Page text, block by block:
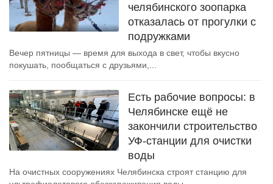
челябинского зоопарка
отказалась от прогулки с
подружками
Вечер пятницы — время для выхода в свет, чтобы вкусно
покушать, пообщаться с друзьями,...
Есть рабочие вопросы: в
Челябинске ещё не
закончили строительство
УФ-станции для очистки
воды
На очистных сооружениях Челябинска строят станцию для